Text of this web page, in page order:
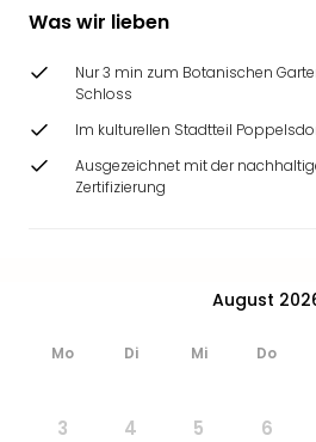
Was wir lieben
Nur 3 min zum Botanischen
Schloss
Im kulturellen Stadtteil
Ausgezeichnet mit der
Zertifizierung
August
Mo Di Mi Do
3
4 5 6